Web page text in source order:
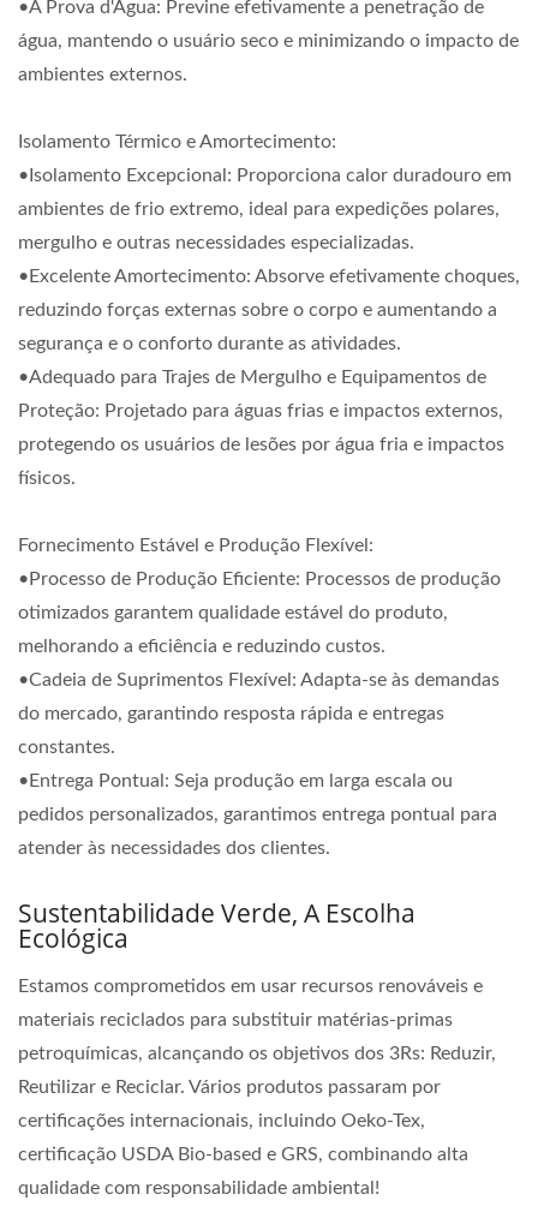
•À Prova d'Água: Previne efetivamente a penetração de
água, mantendo o usuário seco e minimizando o impacto de
ambientes externos.
Isolamento Térmico e Amortecimento:
•Isolamento Excepcional: Proporciona calor duradouro em
ambientes de frio extremo, ideal para expedições polares,
mergulho e outras necessidades especializadas.
•Excelente Amortecimento: Absorve efetivamente choques,
reduzindo forças externas sobre o corpo e aumentando a
segurança e o conforto durante as atividades.
•Adequado para Trajes de Mergulho e Equipamentos de
Proteção: Projetado para águas frias e impactos externos,
protegendo os usuários de lesões por água fria e impactos
físicos.
Fornecimento Estável e Produção Flexível:
•Processo de Produção Eficiente: Processos de produção
otimizados garantem qualidade estável do produto,
melhorando a eficiência e reduzindo custos.
•Cadeia de Suprimentos Flexível: Adapta-se às demandas
do mercado, garantindo resposta rápida e entregas
constantes.
•Entrega Pontual: Seja produção em larga escala ou
pedidos personalizados, garantimos entrega pontual para
atender às necessidades dos clientes.
Sustentabilidade Verde, A Escolha
Ecológica
Estamos comprometidos em usar recursos renováveis e
materiais reciclados para substituir matérias-primas
petroquímicas, alcançando os objetivos dos 3Rs: Reduzir,
Reutilizar e Reciclar. Vários produtos passaram por
certificações internacionais, incluindo Oeko-Tex,
certificação USDA Bio-based e GRS, combinando alta
qualidade com responsabilidade ambiental!